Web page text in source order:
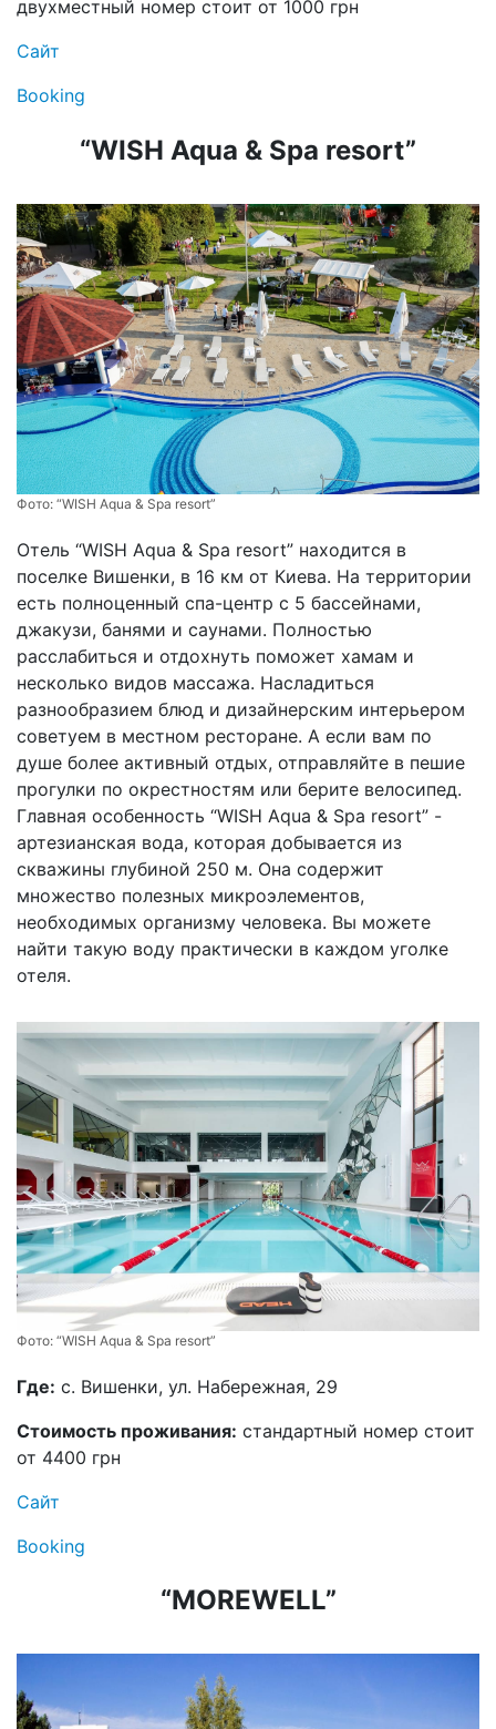
двухместный номер стоит от 1000 грн
Сайт
Booking
“WISH Aqua & Spa resort”
Фото: “WISH Aqua & Spa resort”
Отель “WISH Aqua & Spa resort” находится в
поселке Вишенки, в 16 км от Киева. На территории
есть полноценный спа-центр с 5 бассейнами,
джакузи, банями и саунами. Полностью
расслабиться и отдохнуть поможет хамам и
несколько видов массажа. Насладиться
разнообразием блюд и дизайнерским интерьером
советуем в местном ресторане. А если вам по
душе более активный отдых, отправляйте в пешие
прогулки по окрестностям или берите велосипед.
Главная особенность “WISH Aqua & Spa resort” -
артезианская вода, которая добывается из
скважины глубиной 250 м. Она содержит
множество полезных микроэлементов,
необходимых организму человека. Вы можете
найти такую воду практически в каждом уголке
отеля.
Фото: “WISH Aqua & Spa resort”
Где: c. Вишенки, ул. Набережная, 29
Стоимость проживания: стандартный номер стоит
от 4400 грн
Сайт
Booking
“MOREWELL”